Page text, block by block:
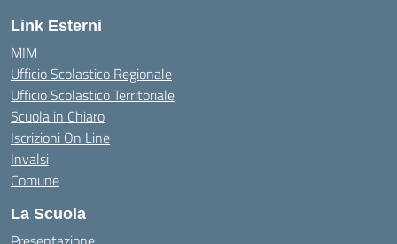
Link Esterni
MIM
Ufficio Scolastico Regionale
Ufficio Scolastico Territoriale
Scuola in Chiaro
Iscrizioni On Line
Invalsi
Comune
La Scuola